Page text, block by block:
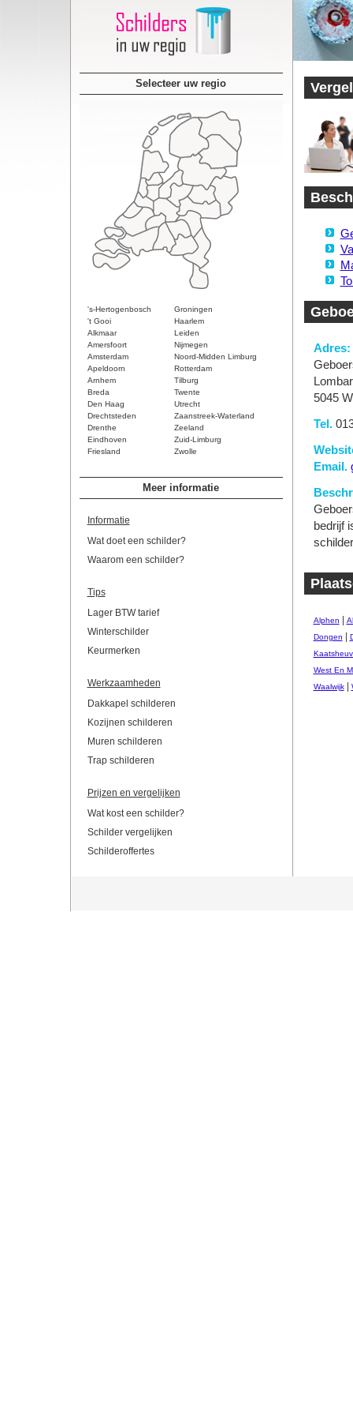
Selecteer uw regio
's-Hertogenbosch
Groningen
't Gooi
Haarlem
Alkmaar
Leiden
Amersfoort
Nijmegen
Amsterdam
Noord-Midden Limburg
Apeldoorn
Rotterdam
Arnhem
Tilburg
Breda
Twente
Den Haag
Utrecht
Drechtsteden
Zaanstreek-Waterland
Drenthe
Zeeland
Eindhoven
Zuid-Limburg
Friesland
Zwolle
Meer informatie
Informatie
Wat doet een schilder?
Waarom een schilder?
Tips
Lager BTW tarief
Winterschilder
Keurmerken
Werkzaamheden
Dakkapel schilderen
Kozijnen schilderen
Muren schilderen
Trap schilderen
Prijzen en vergelijken
Wat kost een schilder?
Schilder vergelijken
Schilderoffertes
Adres:
5045
Tel.
Email.
bedrijf
Alphen
Dongen
West En
Waalwijk|